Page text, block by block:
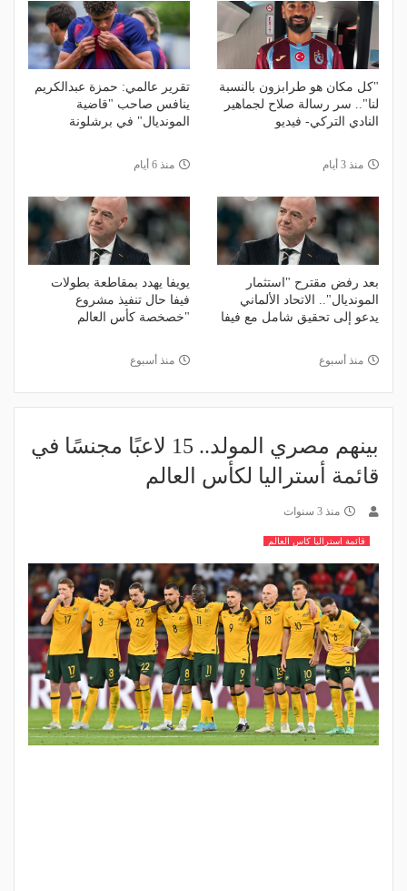
"كل مكان هو طرابزون بالنسبة
لنا".. سر رسالة صلاح لجماهير
النادي التركي- فيديو
منذ 3 أيام
تقرير عالمي: حمزة عبدالكريم
ينافس صاحب "قاضية
المونديال" في برشلونة
منذ 6 أيام
بعد رفض مقترح "استثمار
المونديال".. الاتحاد الألماني
يدعو إلى تحقيق شامل مع فيفا
منذ أسبوع
يويفا يهدد بمقاطعة بطولات
فيفا حال تنفيذ مشروع
"خصخصة كأس العالم
منذ أسبوع
بينهم مصري المولد.. 15 لاعبًا مجنسًا في
قائمة أستراليا لكأس العالم
منذ 3 سنوات
قائمة استراليا كاس العالم